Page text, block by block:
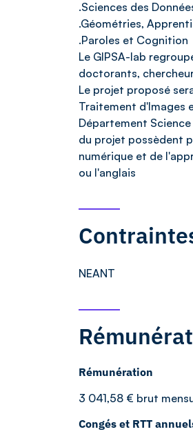
.Sciences des
.Géométries,
.Paroles et Cognition
Le GIPSA-lab
doctorants,
Le projet proposé
Traitement d'Images
Département
du projet possèdent
numérique et de
ou l'anglais
NEANT
Rémunération
3 041,58 € brut
Congés et RTT